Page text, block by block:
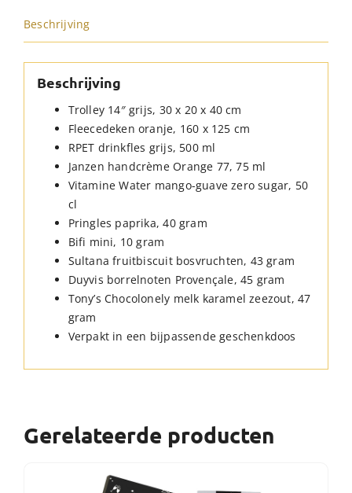
Beschrijving
Beschrijving
Trolley 14″ grijs, 30 x 20 x 40 cm
Fleecedeken oranje, 160 x 125 cm
RPET drinkfles grijs, 500 ml
Janzen handcrème Orange 77, 75 ml
Vitamine Water mango-guave zero sugar, 50
cl
Pringles paprika, 40 gram
Bifi mini, 10 gram
Sultana fruitbiscuit bosvruchten, 43 gram
Duyvis borrelnoten Provençale, 45 gram
Tony’s Chocolonely melk karamel zeezout, 47
gram
Verpakt in een bijpassende geschenkdoos
Gerelateerde producten